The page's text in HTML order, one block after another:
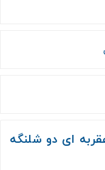
ای دو شلنگه